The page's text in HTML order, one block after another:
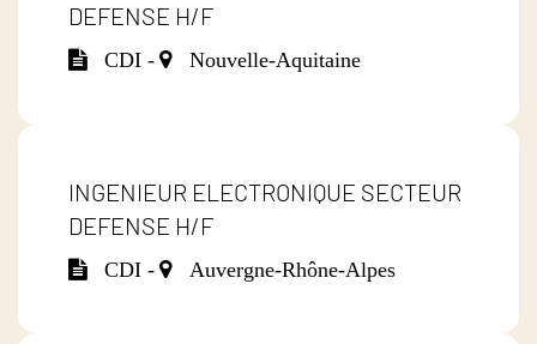
DEFENSE H/F
CDI - Nouvelle-Aquitaine
INGENIEUR ELECTRONIQUE SECTEUR
DEFENSE H/F
CDI - Auvergne-Rhône-Alpes